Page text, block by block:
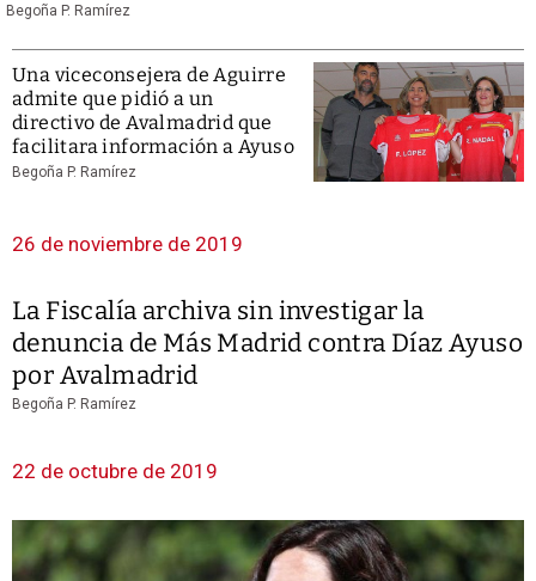
Begoña P. Ramírez
Una viceconsejera de Aguirre
admite que pidió a un
directivo de Avalmadrid que
facilitara información a Ayuso
Begoña P. Ramírez
26 de noviembre de 2019
La Fiscalía archiva sin investigar la
denuncia de Más Madrid contra Díaz Ayuso
por Avalmadrid
Begoña P. Ramírez
22 de octubre de 2019